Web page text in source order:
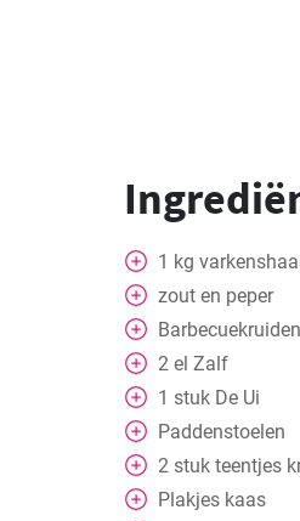
1 kg
zout en peper
Barbecuekruiden
2 el Zalf
1 stuk De Ui
Paddenstoelen
2 stuk teentjes
Plakjes kaas